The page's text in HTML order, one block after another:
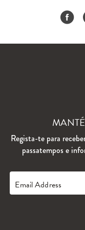
Regista-te para
passatempos e
Email Address